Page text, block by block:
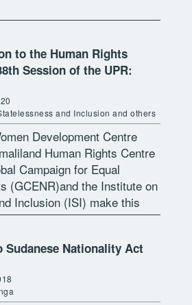
to the Human Rights
Session of the UPR:
and Inclusion and others
Development Centre
Human Rights Centre
Campaign for Equal
(GCENR)and the Institute on
Inclusion (ISI) make this
the Universal Periodic
Sudanese Nationality Act